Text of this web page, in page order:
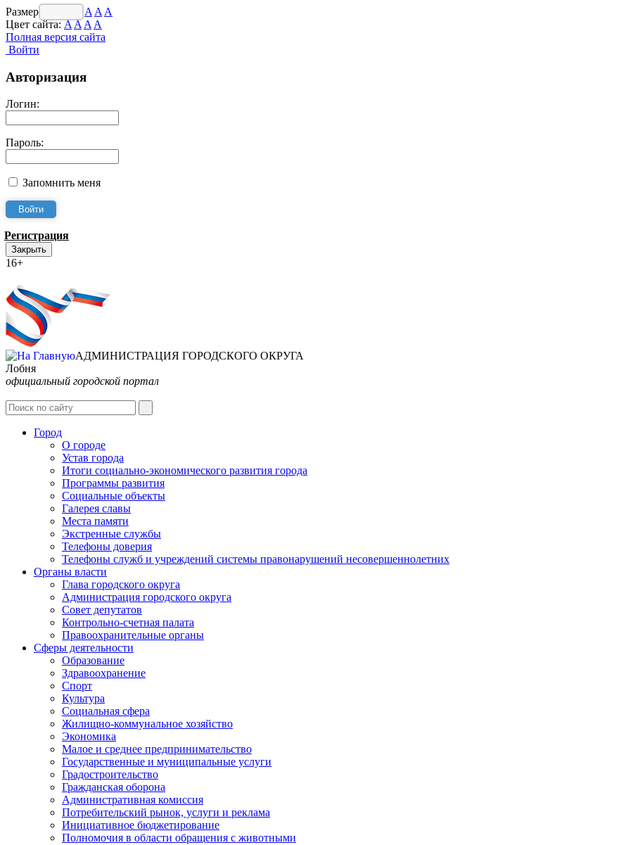
Размер шрифта: A A A
Цвет сайта:AA A A
Полная версия сайта
Войти
Авторизация
Логин:
Пароль:
Запомнить меня
Регистрация
Закрыть
16+
АДМИНИСТРАЦИЯ ГОРОДСКОГО ОКРУГА
Лобня
официальный городской портал
Город
О городе
Устав города
Итоги социально-экономического развития города
Программы развития
Социальные объекты
Галерея славы
Места памяти
Экстренные службы
Телефоны доверия
Телефоны служб и учреждений системы правонарушений несовершеннолетних
Органы власти
Глава городского округа
Администрация городcкого округа
Совет депутатов
Контрольно-счетная палата
Правоохранительные органы
Сферы деятельности
Образование
Здравоохранение
Спорт
Культура
Социальная сфера
Жилищно-коммунальное хозяйство
Экономика
Малое и среднее предпринимательство
Государственные и муниципальные услуги
Градостроительство
Гражданская оборона
Административная комиссия
Потребительский рынок, услуги и реклама
Инициативное бюджетирование
Полномочия в области обращения с животными